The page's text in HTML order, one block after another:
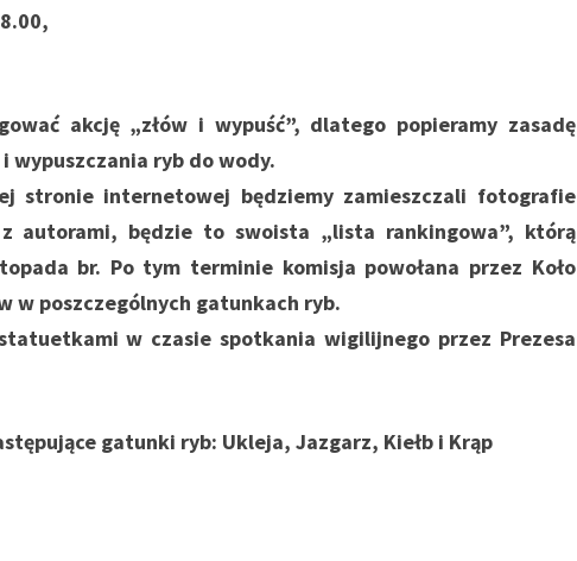
akcję „złów i wypuść”, dlatego popieramy zasadę
ryb do wody.
stronie internetowej będziemy zamieszczali fotografie
autorami, będzie to swoista „lista rankingowa”, którą
br. Po tym terminie komisja powołana przez Koło
w poszczególnych gatunkach ryb.
w czasie spotkania wigilijnego przez Prezesa
gatunki ryb: Ukleja, Jazgarz, Kiełb i Krąp